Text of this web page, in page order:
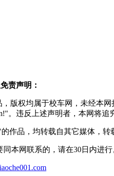
责声明：
版权均属于校车网，未经本
。违反上述声明者，本网将追
作品，均转载自其它媒体，
本网联系的，请在30日内进行